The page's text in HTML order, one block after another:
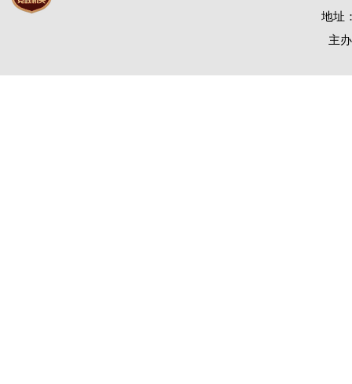
地址
主